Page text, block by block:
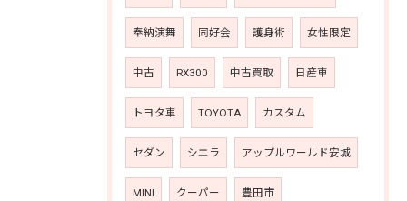
奉納演舞 同好会 護身術 女性限定
中古 RX300 中古買取 日産車
トヨタ車 TOYOTA カスタム
セダン シエラ アップルワールド安城
MINI クーパー 豊田市